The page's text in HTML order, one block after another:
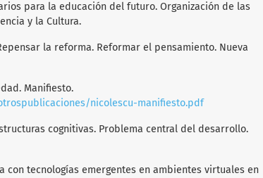
para la educación del futuro. Organización de las
y la Cultura.
la reforma. Reformar el pensamiento. Nueva
Manifiesto.
nicolescu-manifiesto.pdf
cognitivas. Problema central del desarrollo.
con tecnologías emergentes en ambientes virtuales en